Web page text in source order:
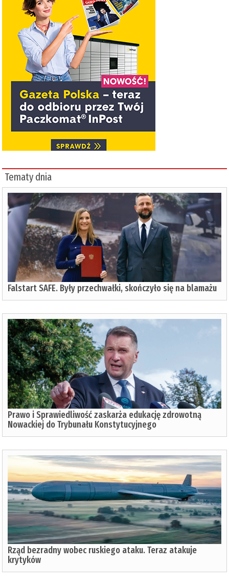
Tematy dnia
Falstart SAFE. Były przechwałki, skończyło się na blamażu
Prawo i Sprawiedliwość zaskarża edukację zdrowotną
Nowackiej do Trybunału Konstytucyjnego
Rząd bezradny wobec ruskiego ataku. Teraz atakuje
krytyków